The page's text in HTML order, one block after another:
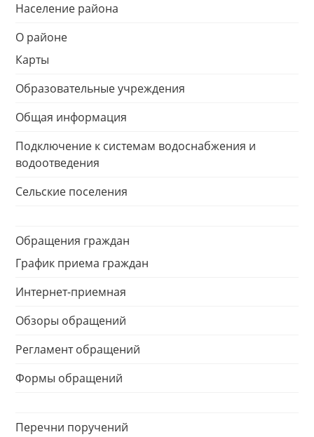
Население района
О районе
Карты
Образовательные учреждения
Общая информация
Подключение к системам водоснабжения и
водоотведения
Сельские поселения
Обращения граждан
График приема граждан
Интернет-приемная
Обзоры обращений
Регламент обращений
Формы обращений
Перечни поручений